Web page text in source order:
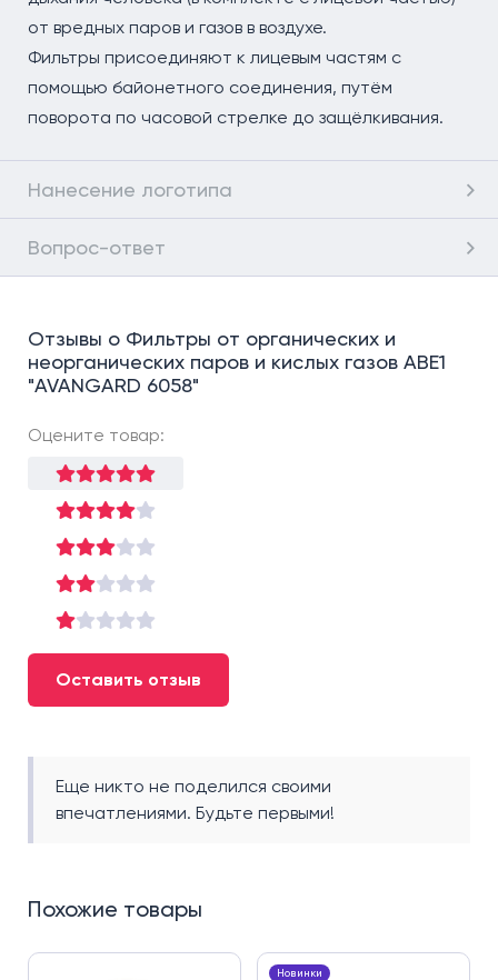
от вредных паров и газов в воздухе.
Фильтры присоединяют к лицевым частям с
помощью байонетного соединения, путём
поворота по часовой стрелке до защёлкивания.
Нанесение логотипа
Вопрос-ответ
Отзывы о Фильтры от органических и
неорганических паров и кислых газов АВЕ1
"AVANGARD 6058"
Оцените товар:
Оставить отзыв
Еще никто не поделился своими
впечатлениями. Будьте первыми!
Похожие товары
Новинки